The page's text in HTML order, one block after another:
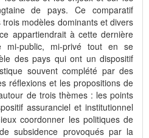
de pays. Ce comparatif
modèles dominants et divers
appartiendrait à cette dernière
mi-public, mi-privé tout en se
des pays qui ont un dispositif
souvent complété par des
réflexions et les propositions de
de trois thèmes : les points
assuranciel et institutionnel
coordonner les politiques de
subsidence provoqués par la